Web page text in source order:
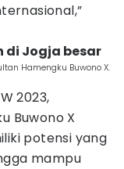
di Jogja besar
Hamengku Buwono X.
2023,
Buwono X
potensi yang
mampu